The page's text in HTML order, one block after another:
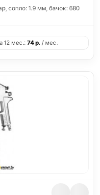
сопло: 1.9 мм, бачок: 680
12 мес.: 74р./ мес.